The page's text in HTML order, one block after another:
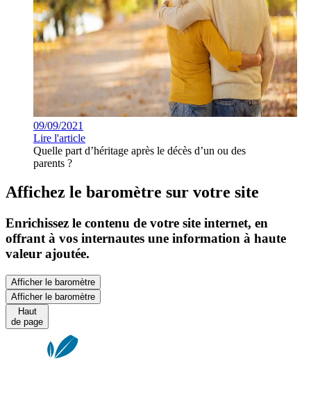
09/09/2021
Lire l'article
Quelle part d’héritage après le décès d’un ou des
parents ?
Affichez le baromètre sur votre site
Enrichissez le contenu de votre site internet, en
offrant à vos internautes une information à haute
valeur ajoutée.
Afficher le baromètre
Afficher le baromètre
Haut
de page